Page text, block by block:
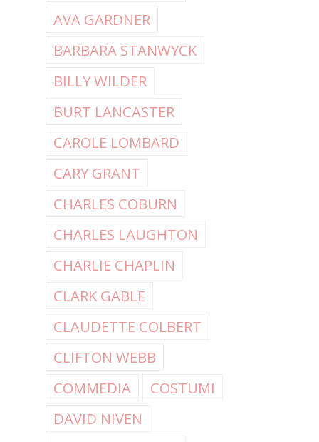
AVA GARDNER
BARBARA STANWYCK
BILLY WILDER
BURT LANCASTER
CAROLE LOMBARD
CARY GRANT
CHARLES COBURN
CHARLES LAUGHTON
CHARLIE CHAPLIN
CLARK GABLE
CLAUDETTE COLBERT
CLIFTON WEBB
COMMEDIA
COSTUMI
DAVID NIVEN